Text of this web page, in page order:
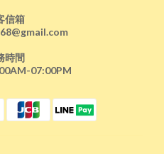
信箱
時間
07:00PM